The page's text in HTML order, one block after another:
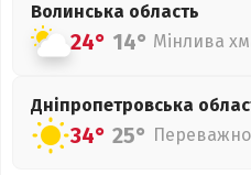
Волинська область
24° 14° Мінлива
Дніпропетровська
34° 25°